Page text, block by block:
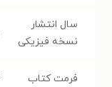
سال انتشار
نسخه فیزیکی
فرمت کتاب